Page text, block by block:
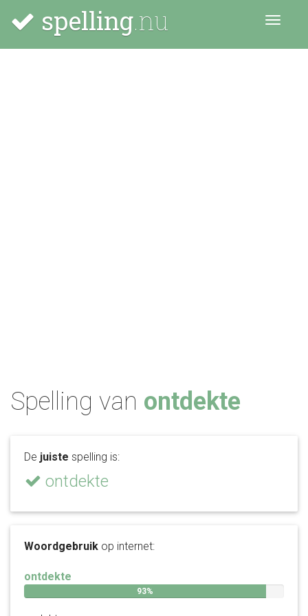
spelling.nu Menu
Spelling van ontdekte
De juiste spelling is:
ontdekte
Woordgebruik op internet:
ontdekte
93%